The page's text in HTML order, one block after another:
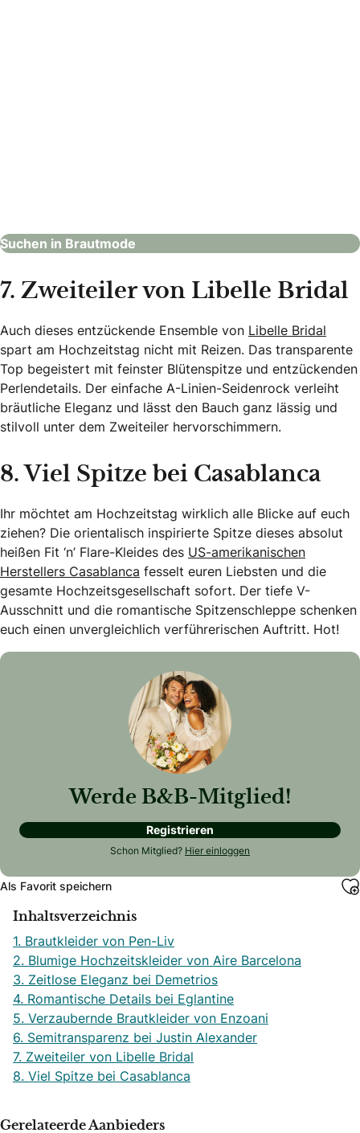
Suchen in Brautmode
7. Zweiteiler von Libelle Bridal
Auch dieses entzückende Ensemble von Libelle Bridal
spart am Hochzeitstag nicht mit Reizen. Das transparente
Top begeistert mit feinster Blütenspitze und entzückenden
Perlendetails. Der einfache A-Linien-Seidenrock verleiht
bräutliche Eleganz und lässt den Bauch ganz lässig und
stilvoll unter dem Zweiteiler hervorschimmern.
8. Viel Spitze bei Casablanca
Ihr möchtet am Hochzeitstag wirklich alle Blicke auf euch
ziehen? Die orientalisch inspirierte Spitze dieses absolut
heißen Fit ‘n’ Flare-Kleides des US-amerikanischen
Herstellers Casablanca fesselt euren Liebsten und die
gesamte Hochzeitsgesellschaft sofort. Der tiefe V-
Ausschnitt und die romantische Spitzenschleppe schenken
euch einen unvergleichlich verführerischen Auftritt. Hot!
Werde B&B-Mitglied!
Registrieren
Schon Mitglied? Hier einloggen
Als Favorit speichern
Inhaltsverzeichnis
1. Brautkleider von Pen-Liv
2. Blumige Hochzeitskleider von Aire Barcelona
3. Zeitlose Eleganz bei Demetrios
4. Romantische Details bei Eglantine
5. Verzaubernde Brautkleider von Enzoani
6. Semitransparenz bei Justin Alexander
7. Zweiteiler von Libelle Bridal
8. Viel Spitze bei Casablanca
Gerelateerde Aanbieders